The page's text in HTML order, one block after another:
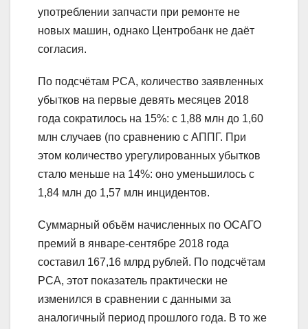
употреблении запчасти при ремонте не
новых машин, однако Центробанк не даёт
согласия.
По подсчётам РСА, количество заявленных
убытков на первые девять месяцев 2018
года сократилось на 15%: с 1,88 млн до 1,60
млн случаев (по сравнению с АППГ. При
этом количество урегулированных убытков
стало меньше на 14%: оно уменьшилось с
1,84 млн до 1,57 млн инцидентов.
Суммарный объём начисленных по ОСАГО
премий в январе-сентябре 2018 года
составил 167,16 млрд рублей. По подсчётам
РСА, этот показатель практически не
изменился в сравнении с данными за
аналогичный период прошлого года. В то же